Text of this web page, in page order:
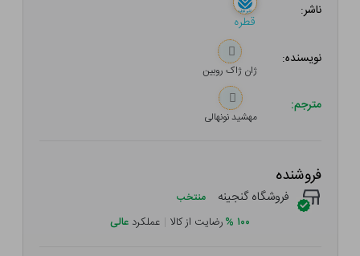
ناشر:
قطره
نویسنده:
ژان ژاک روبین
مترجم:
مهشید نونهالی
فروشنده
فروشگاه گنجینه منتخب
۱۰۰ %رضایت از کالا | عملکرد عالی